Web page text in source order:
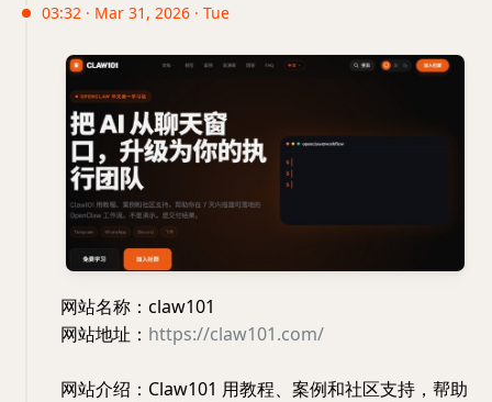
03:32 · Mar 31, 2026 · Tue
网站名称：claw101
网站地址： https://claw101.com/
网站介绍：Claw101 用教程、案例和社区支持，帮助